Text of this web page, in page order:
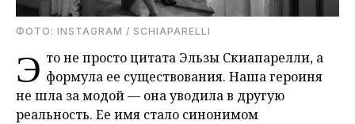
ФОТО: INSTAGRAM / SCHIAPARELLI
Э то не просто цитата Эльзы Скиапарелли, а
формула ее существования. Наша героиня
не шла за модой — она уводила в другую
реальность. Ее имя стало синонимом